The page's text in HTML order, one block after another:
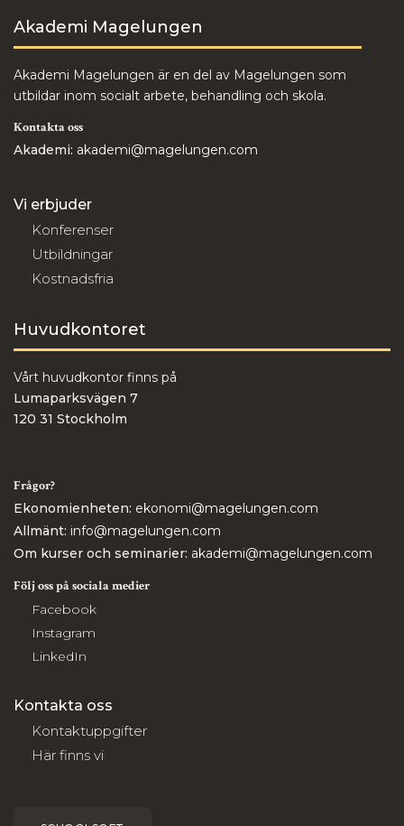
Akademi Magelungen
Akademi Magelungen är en del av Magelungen som
utbildar inom socialt arbete, behandling och skola.
Kontakta oss
Akademi: akademi@magelungen.com
Vi erbjuder
Konferenser
Utbildningar
Kostnadsfria
Huvudkontoret
Vårt huvudkontor finns på
Lumaparksvägen 7
120 31 Stockholm
Frågor?
Ekonomienheten: ekonomi@magelungen.com
Allmänt: info@magelungen.com
Om kurser och seminarier: akademi@magelungen.com
Följ oss på sociala medier
Facebook
Instagram
LinkedIn
Kontakta oss
Kontaktuppgifter
Här finns vi